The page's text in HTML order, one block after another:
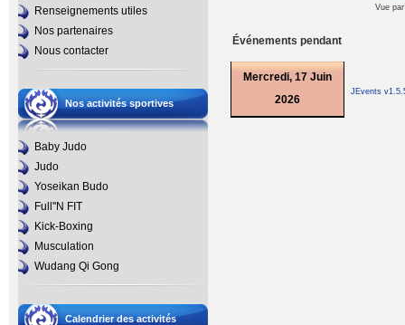
Renseignements utiles
Nos partenaires
Nous contacter
Nos activités sportives
Baby Judo
Judo
Yoseikan Budo
Full''N FIT
Kick-Boxing
Musculation
Wudang Qi Gong
Calendrier des activités
Vue
Événements pendant
Mercredi, 17 Juin
2026
JEvents